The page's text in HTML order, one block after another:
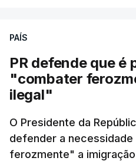
PAÍS
PR defende que é
"combater
ilegal"
O Presidente da
defender a
ferozmente" a